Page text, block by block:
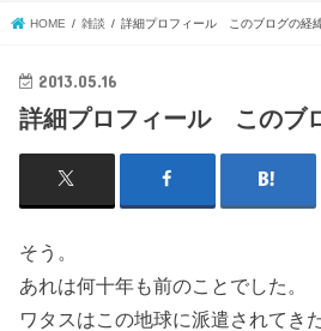
HOME 雑談 詳細プロフィール このブログの経
2013.05.16
詳細プロフィール このブ
そう。
あれは何十年も前のことでした。
ワタスはこの地球に派遣されてき